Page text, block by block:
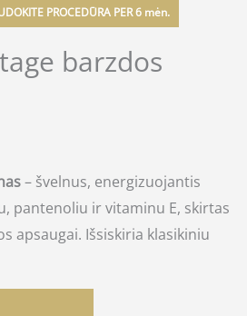
PROCEDŪRA PER 6 mėn.
barzdos
– švelnus, energizuojantis
pantenoliu ir vitaminu E, skirtas
apsaugai. Išsiskiria klasikiniu